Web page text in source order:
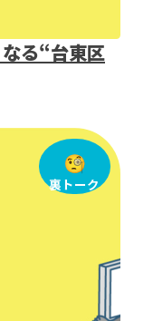
る“台東区
裏トーク